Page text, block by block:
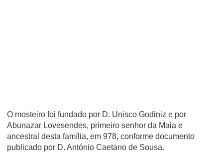
O mosteiro foi fundado por D. Unisco Godiniz e por
Abunazar Lovesendes, primeiro senhor da Maia e
ancestral desta famí­lia, em 978, conforme documento
publicado por D. António Caetano de Sousa.